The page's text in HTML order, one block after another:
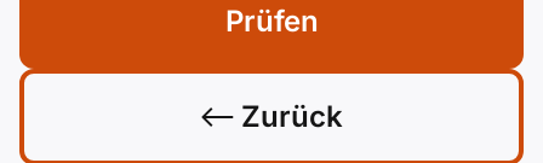
Zurück
Prüfen